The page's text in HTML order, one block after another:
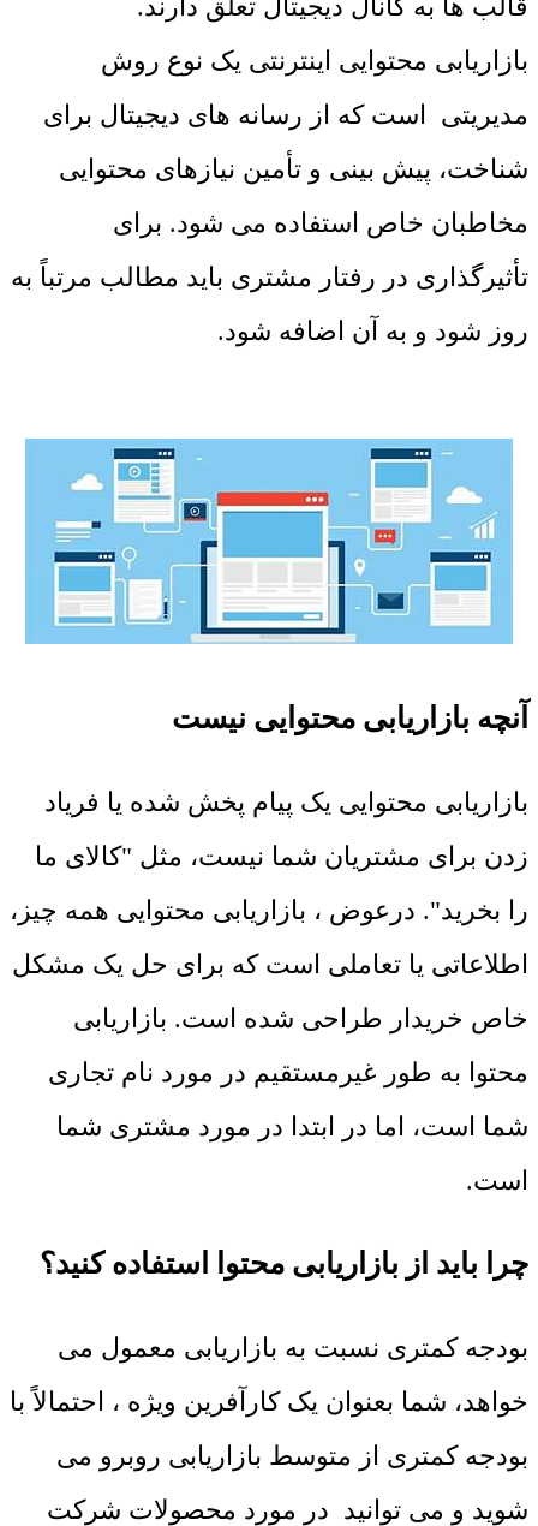
قالب ها به کانال دیجیتال تعلق دارند.
بازاریابی محتوایی اینترنتی یک نوع روش
مدیریتی است که از رسانه های دیجیتال برای
شناخت، پیش بینی و تأمین نیازهای محتوایی
مخاطبان خاص استفاده می شود. برای
تأثیرگذاری در رفتار مشتری باید مطالب مرتباً به
روز شود و به آن اضافه شود.
آنچه بازاریابی محتوایی نیست
بازاریابی محتوایی یک پیام پخش شده یا فریاد
زدن برای مشتریان شما نیست، مثل "کالای ما
را بخرید". درعوض ، بازاریابی محتوایی همه چیز،
اطلاعاتی یا تعاملی است که برای حل یک مشکل
خاص خریدار طراحی شده است. بازاریابی
محتوا به طور غیرمستقیم در مورد نام تجاری
شما است، اما در ابتدا در مورد مشتری شما
است.
چرا باید از بازاریابی محتوا استفاده کنید؟
بودجه کمتری نسبت به بازاریابی معمول می
خواهد، شما بعنوان یک کارآفرین ویژه ، احتمالاً با
بودجه کمتری از متوسط بازاریابی روبرو می
شوید و می توانید در مورد محصولات شرکت